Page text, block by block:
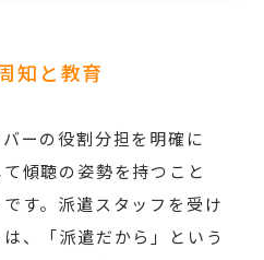
知と教育
ーの役割分担を明確に
傾聴の姿勢を持つこと
す。派遣スタッフを受け
、「派遣だから」という